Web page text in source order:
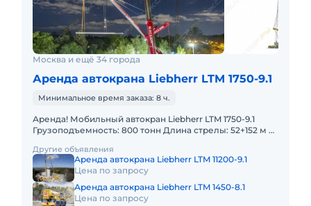
Москва и ещё 34 города
Аренда автокрана Liebherr LTM 1750-9.1
Минимальное время заказа: 8 ч.
Аренда! Мобильный автокран Liebherr LTM 1750-9.1
Грузоподъемность: 800 тонн Длина стрелы: 52+152 м В
Свидетельство о ре
Другие объявления
Аренда автокрана Liebherr LTM 11200-9.1
Цена по запросу
Аренда автокрана Liebherr LTM 1450-8.1
Цена по запросу